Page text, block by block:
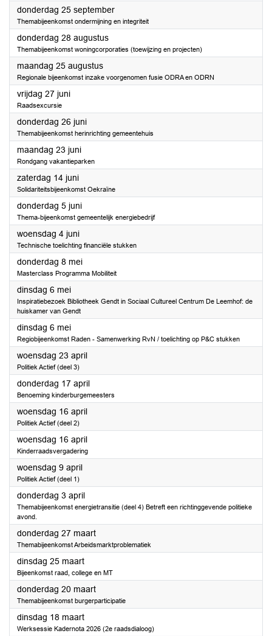
donderdag 25 september2025
Themabijeenkomst ondermijning en integriteit
donderdag 28 augustus2025
Themabijeenkomst woningcorporaties (toewijzing en projecten)
maandag 25 augustus2025
Regionale bijeenkomst inzake voorgenomen fusie ODRA en ODRN
vrijdag 27 juni2025
Raadsexcursie
donderdag 26 juni2025
Themabijeenkomst herinrichting gemeentehuis
maandag 23 juni2025
Rondgang vakantieparken
zaterdag 14 juni2025
Solidariteitsbijeenkomst Oekraïne
donderdag 5 juni2025
Thema-bijeenkomst gemeentelijk energiebedrijf
woensdag 4 juni2025
Technische toelichting financiële stukken
donderdag 8 mei2025
Masterclass Programma Mobiliteit
dinsdag 6 mei2025
Inspiratiebezoek Bibliotheek Gendt in Sociaal Cultureel Centrum De Leemhof: de
huiskamer van Gendt
dinsdag 6 mei2025
Regiobijeenkomst Raden - Samenwerking RvN / toelichting op P&C stukken
woensdag 23 april2025
Politiek Actief (deel 3)
donderdag 17 april2025
Benoeming kinderburgemeesters
woensdag 16 april2025
Politiek Actief (deel 2)
woensdag 16 april2025
Kinderraadsvergadering
woensdag 9 april2025
Politiek Actief (deel 1)
donderdag 3 april2025
Themabijeenkomst energietransitie (deel 4) Betreft een richtinggevende politieke
avond.
donderdag 27 maart2025
Themabijeenkomst Arbeidsmarktproblematiek
dinsdag 25 maart2025
Bijeenkomst raad, college en MT
donderdag 20 maart2025
Themabijeenkomst burgerparticipatie
dinsdag 18 maart2025
Werksessie Kadernota 2026 (2e raadsdialoog)